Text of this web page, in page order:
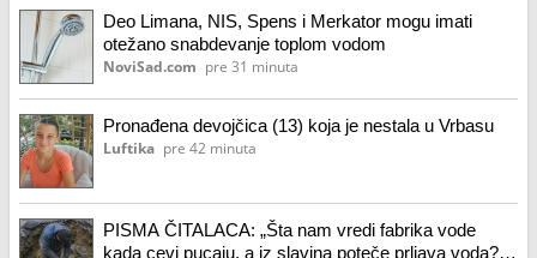
Deo Limana, NIS, Spens i Merkator mogu imati
otežano snabdevanje toplom vodom
NoviSad.com pre 31 minuta
Pronađena devojčica (13) koja je nestala u Vrbasu
Luftika pre 42 minuta
PISMA ČITALACA: „Šta nam vredi fabrika vode
kada cevi pucaju, a iz slavina poteče prljava voda?“